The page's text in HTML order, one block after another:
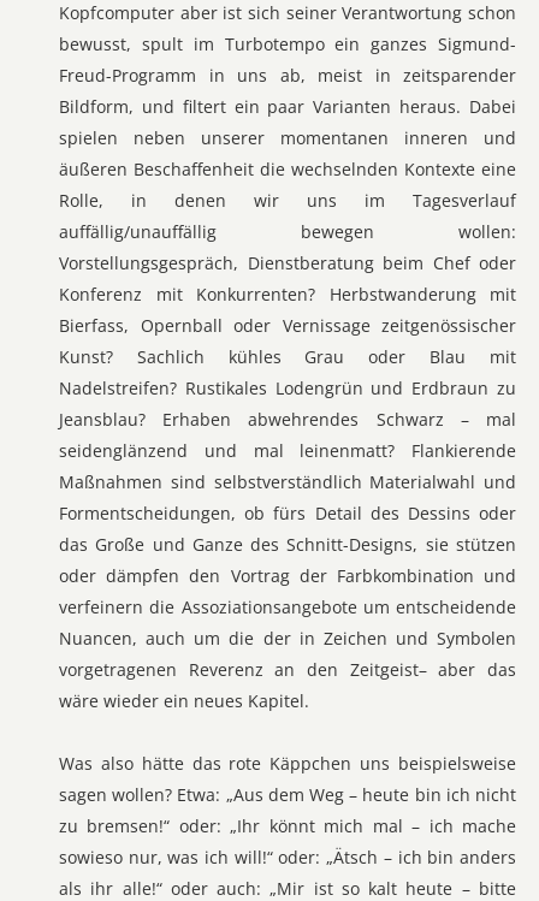
Kopfcomputer aber ist sich seiner Verantwortung schon
bewusst, spult im Turbotempo ein ganzes Sigmund-
Freud-Programm in uns ab, meist in zeitsparender
Bildform, und filtert ein paar Varianten heraus. Dabei
spielen neben unserer momentanen inneren und
äußeren Beschaffenheit die wechselnden Kontexte eine
Rolle, in denen wir uns im Tagesverlauf
auffällig/unauffällig bewegen wollen:
Vorstellungsgespräch, Dienstberatung beim Chef oder
Konferenz mit Konkurrenten? Herbstwanderung mit
Bierfass, Opernball oder Vernissage zeitgenössischer
Kunst? Sachlich kühles Grau oder Blau mit
Nadelstreifen? Rustikales Lodengrün und Erdbraun zu
Jeansblau? Erhaben abwehrendes Schwarz – mal
seidenglänzend und mal leinenmatt? Flankierende
Maßnahmen sind selbstverständlich Materialwahl und
Formentscheidungen, ob fürs Detail des Dessins oder
das Große und Ganze des Schnitt-Designs, sie stützen
oder dämpfen den Vortrag der Farbkombination und
verfeinern die Assoziationsangebote um entscheidende
Nuancen, auch um die der in Zeichen und Symbolen
vorgetragenen Reverenz an den Zeitgeist– aber das
wäre wieder ein neues Kapitel.
Was also hätte das rote Käppchen uns beispielsweise
sagen wollen? Etwa: „Aus dem Weg – heute bin ich nicht
zu bremsen!“ oder: „Ihr könnt mich mal – ich mache
sowieso nur, was ich will!“ oder: „Ätsch – ich bin anders
als ihr alle!“ oder auch: „Mir ist so kalt heute – bitte